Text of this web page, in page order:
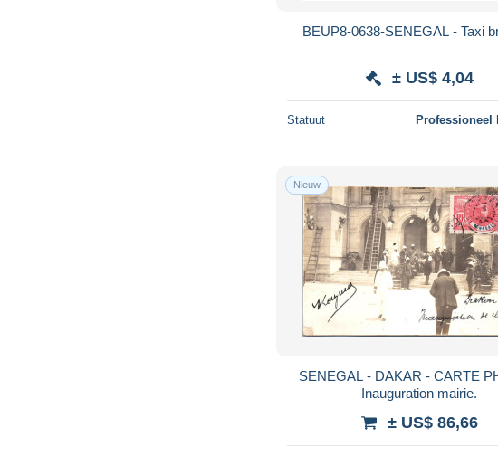
BEUP8-0638-SENEGAL - Taxi
± US$ 4,04
Statuut Professioneel
Nieuw
SENEGAL - DAKAR - CARTE
Inauguration mairie.
± US$ 86,66